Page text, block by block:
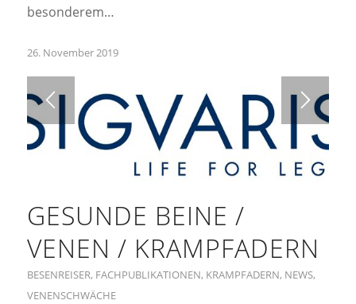
besonderem…
26. November 2019
GESUNDE BEINE /
VENEN / KRAMPFADERN
BESENREISER, FACHPUBLIKATIONEN, KRAMPFADERN, NEWS,
VENENSCHWÄCHE